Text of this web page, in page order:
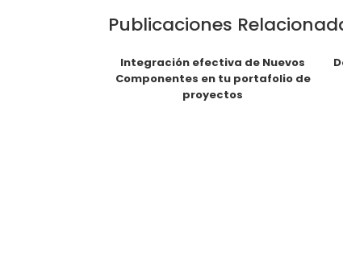
Publicaciones
Integración efectiva de Nuevos
Componentes en tu portafolio de
proyectos